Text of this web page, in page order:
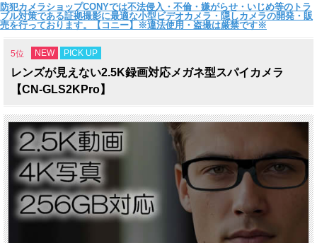
防犯カメラショップCONYでは不法侵入・不倫・嫌がらせ・いじめ等のトラ
ブル対策である証拠撮影に最適な小型ビデオカメラ・隠しカメラの開発・販
売を行っております。【コニー】※違法使用・盗撮は厳禁です※
5位 NEW PICK UP
レンズが見えない2.5K録画対応メガネ型スパイカメラ
【CN-GLS2KPro】